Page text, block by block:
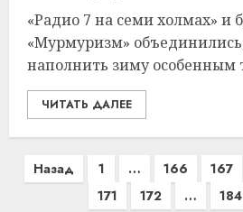
«Радио 7 на семи холмах» и
«Мурмуризм»
наполнить зиму особенным
ЧИТАТЬ ДАЛЕЕ
Пагинация
Назад 1 … 166 167
171
172 … 184